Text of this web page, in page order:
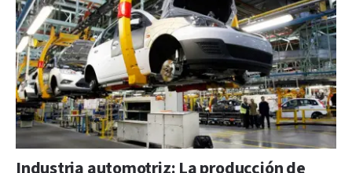
Industria automotriz: La producción de